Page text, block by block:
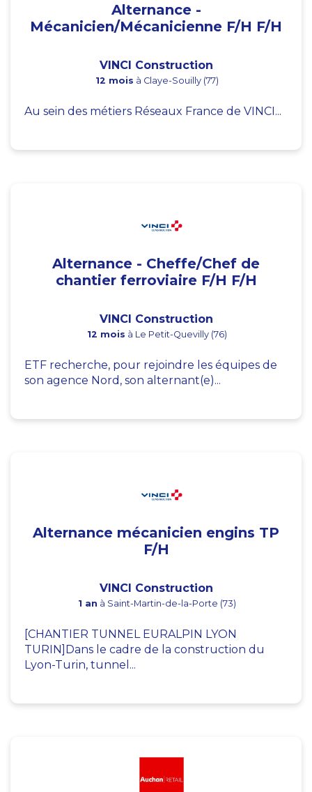
Alternance -
Mécanicien/Mécanicienne F/H F/H
VINCI Construction
12 mois à Claye-Souilly (77)
Au sein des métiers Réseaux France de VINCI...
Alternance - Cheffe/Chef de
chantier ferroviaire F/H F/H
VINCI Construction
12 mois à Le Petit-Quevilly (76)
ETF recherche, pour rejoindre les équipes de
son agence Nord, son alternant(e)...
Alternance mécanicien engins TP
F/H
VINCI Construction
1 an à Saint-Martin-de-la-Porte (73)
[CHANTIER TUNNEL EURALPIN LYON
TURIN]Dans le cadre de la construction du
Lyon-Turin, tunnel...